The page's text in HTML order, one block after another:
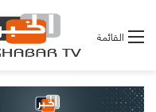
القائمة